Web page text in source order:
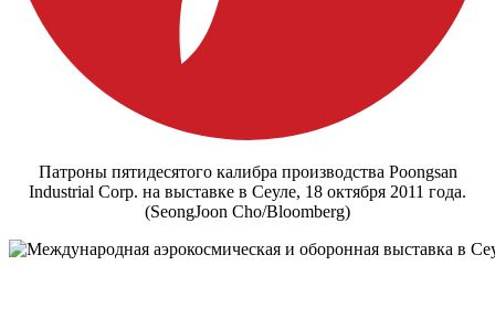
Патроны пятидесятого калибра производства Poongsan
Industrial Corp. на выставке в Сеуле, 18 октября 2011 года.
(SeongJoon Cho/Bloomberg)